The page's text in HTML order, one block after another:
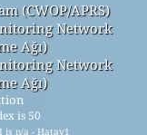
(CWOP/APRS)
Network
Ağı)
Network
Ağı)
is 50
is n/a - Hatay1